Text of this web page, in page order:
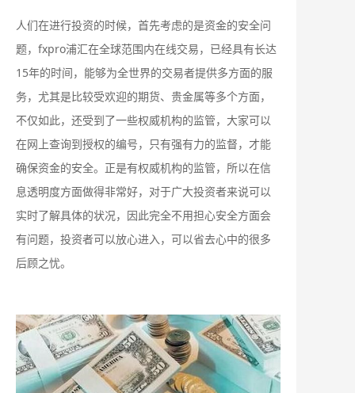
人们在进行投资的时候，首先考虑的是资金的安全问
题，fxpro浦汇在全球范围内在线交易，已经具有长达
15年的时间，能够为全世界的交易者提供多方面的服
务，尤其是比较受欢迎的期货、贵金属等多个方面，
不仅如此，还受到了一些权威机构的监管，大家可以
在网上查询到授权的编号，只有强有力的监督，才能
确保资金的安全。正是有权威机构的监管，所以在信
息透明度方面做得非常好，对于广大投资者来说可以
实时了解具体的状况，因此完全不用担心安全方面会
有问题，投资者可以放心进入，可以省去心中的很多
后顾之忧。